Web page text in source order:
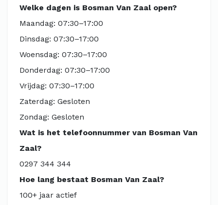
Welke dagen is Bosman Van Zaal open?
Maandag: 07:30–17:00
Dinsdag: 07:30–17:00
Woensdag: 07:30–17:00
Donderdag: 07:30–17:00
Vrijdag: 07:30–17:00
Zaterdag: Gesloten
Zondag: Gesloten
Wat is het telefoonnummer van Bosman Van
Zaal?
0297 344 344
Hoe lang bestaat Bosman Van Zaal?
100+ jaar actief